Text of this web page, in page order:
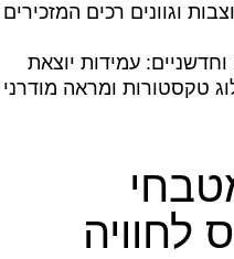
וגוונים רכים המזכירים
עמידות יוצאת
טקסטורות ומראה מודרני
לחוויה